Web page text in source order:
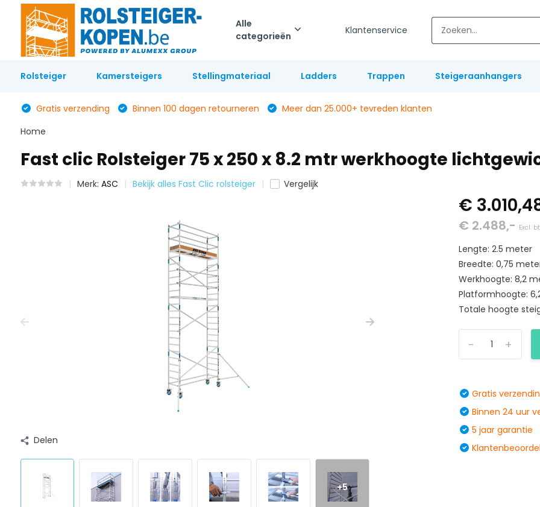
Alle
categorieën
Klantenservice
Rolsteiger Kamersteigers Stellingmateriaal Ladders Trappen Steigeraanhangers
Gratis verzending Binnen 100 dagen retourneren
Meer dan 25.000+ tevreden klanten
Home
Fast clic Rolsteiger 75 x 250 x 8.2 mtr werkhoogte
Merk: ASC Bekijk alles Fast Clic rolsteiger Vergelijk
Delen
+5
€
€ 2.488,- Excl.
Lengte: 2.5 meter
Breedte: 0,75
Werkhoogte: 8,2
Platformhoogte:
Totale hoogte
+
-
Gratis
Binnen 24 uur
5 jaar garantie